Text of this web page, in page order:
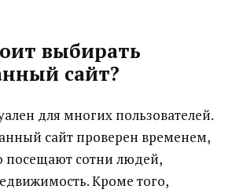
выбирать
сайт?
для многих пользователей.
сайт проверен временем,
посещают сотни людей,
Кроме того,